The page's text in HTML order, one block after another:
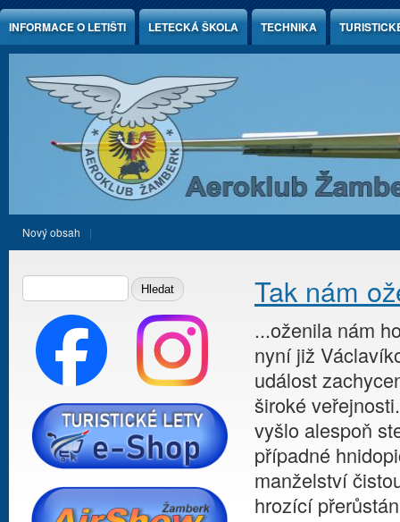
Jump to Content
INFORMACE O LETIŠTI LETECKÁ ŠKOLA TECHNIKA
Nový obsah
Tak nám
...oženila nám
nyní již
událost
široké
vyšlo alespoň
případné
manželství
hrozící
Vyhledávání